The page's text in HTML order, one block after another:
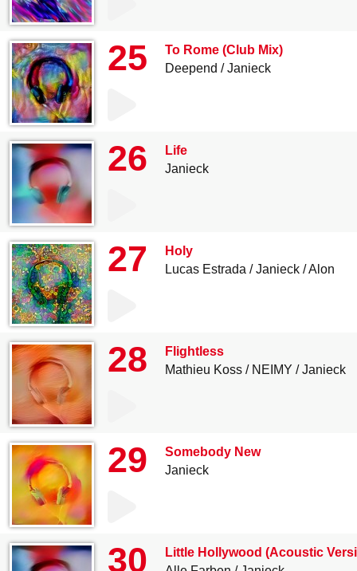
25
To Rome (Club Mix)
Deepend
Janieck
26
Life
Janieck
27
Holy
Lucas Estrada
Janieck Alon
28
Flightless
Mathieu Koss
NEIMY Janieck
29
Somebody New
Janieck
30
Little Hollywood (Acoustic